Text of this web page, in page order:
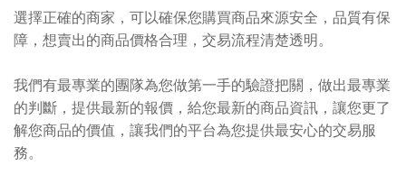
選擇正確的商家，可以確保您購買商品來源安全，品質有保
障，想賣出的商品價格合理，交易流程清楚透明。
我們有最專業的團隊為您做第一手的驗證把關，做出最專業
的判斷，提供最新的報價，給您最新的商品資訊，讓您更了
解您商品的價值，讓我們的平台為您提供最安心的交易服
務。